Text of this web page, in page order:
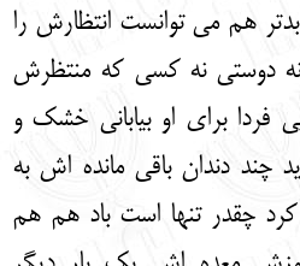
هم می توانست انتظارش را
دوستی نه کسی که منتظرش
فردا برای او بیابانی خشک و
چند دندان باقی مانده اش به
چقدر تنها است باد هم هم